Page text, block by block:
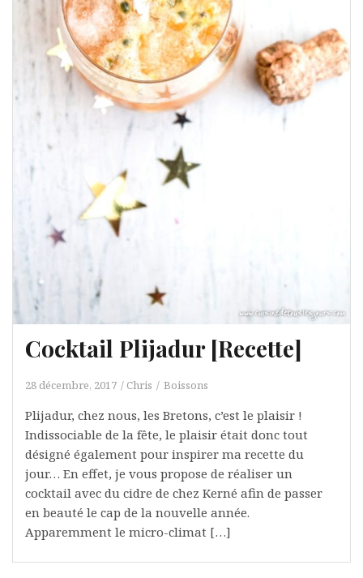
Cocktail Plijadur [Recette]
28 décembre, 2017 Chris Boissons
Plijadur, chez nous, les Bretons, c’est le plaisir !
Indissociable de la fête, le plaisir était donc tout
désigné également pour inspirer ma recette du
jour… En effet, je vous propose de réaliser un
cocktail avec du cidre de chez Kerné afin de passer
en beauté le cap de la nouvelle année.
Apparemment le micro-climat […]